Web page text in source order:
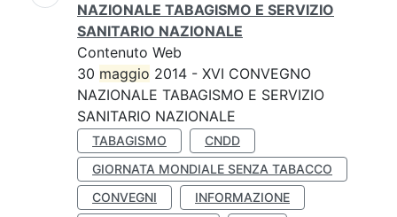
NAZIONALE TABAGISMO E SERVIZIO
SANITARIO NAZIONALE
Contenuto Web
30 maggio 2014 - XVI CONVEGNO
NAZIONALE TABAGISMO E SERVIZIO
SANITARIO NAZIONALE
TABAGISMO
CNDD
GIORNATA MONDIALE SENZA TABACCO
CONVEGNI
INFORMAZIONE